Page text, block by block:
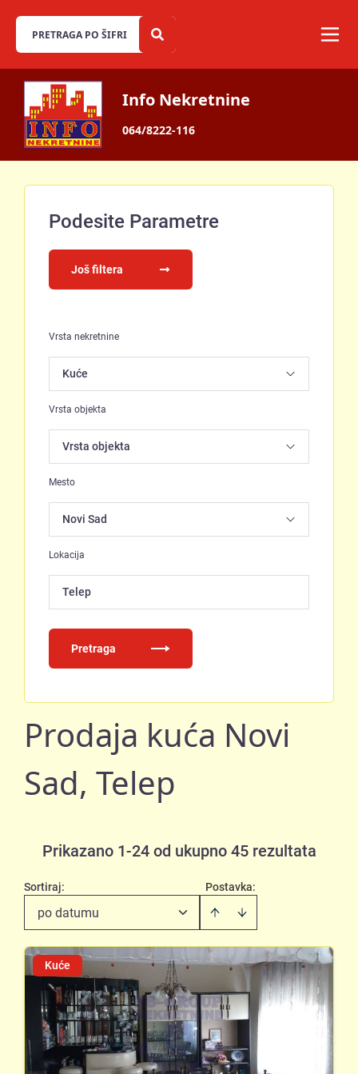
Info Nekretnine
064/8222-116
Podesite Parametre
Još filtera
Vrsta nekretnine
Vrsta objekta
Mesto
Lokacija
Telep
Pretraga
Prodaja kuća Novi
Sad, Telep
Prikazano 1-24 od ukupno 45 rezultata
Postavka:
Sortiraj:
po datumu
Kuće